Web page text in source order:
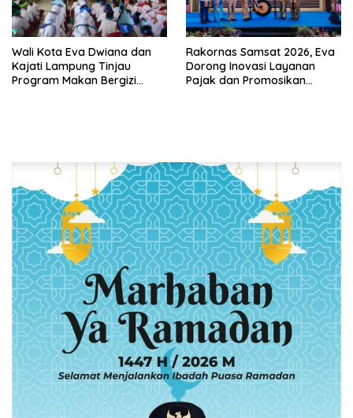
Wali Kota Eva Dwiana dan
Kajati Lampung Tinjau
Program Makan Bergizi
Rakornas Samsat 2026, Eva
Dorong Inovasi Layanan
Pajak dan Promosikan